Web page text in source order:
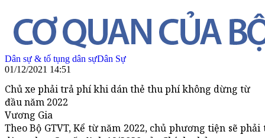
Dân sự & tố tụng dân sựDân Sự
01/12/2021 14:51
Chủ xe phải trả phí khi dán thẻ thu phí không dừng từ
đầu năm 2022
Vương Gia
Theo Bộ GTVT, Kể từ năm 2022, chủ phương tiện sẽ